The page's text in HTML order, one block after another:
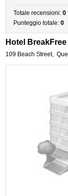
Totale recensioni:0
Punteggio totale:0
Hotel
109 Beach Street,